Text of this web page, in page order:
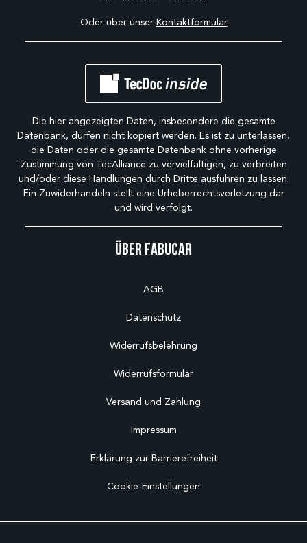
Über Fabucar
AGB
Datenschutz
Widerrufsbelehrung
Widerrufsformular
Versand und Zahlung
Impressum
Erklärung zur Barrierefreiheit
Cookie-Einstellungen
Oder über unser Kontaktformular
Die hier angezeigten Daten, insbesondere die gesamte
Datenbank, dürfen nicht kopiert werden. Es ist zu unterlassen,
die Daten oder die gesamte Datenbank ohne vorherige
Zustimmung von TecAlliance zu vervielfältigen, zu verbreiten
und/oder diese Handlungen durch Dritte ausführen zu lassen.
Ein Zuwiderhandeln stellt eine Urheberrechtsverletzung dar
und wird verfolgt.